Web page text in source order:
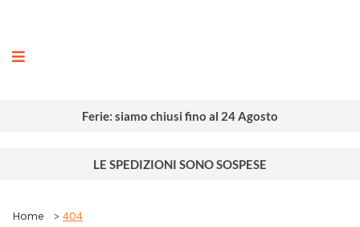
Ferie: siamo chiusi fino al 24 Agosto
LE SPEDIZIONI SONO SOSPESE
Home 404